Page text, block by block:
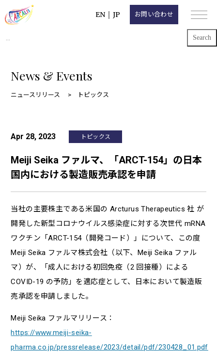
EN JP お問い合わせ
for:
News & Events
ニュースリリース トピックス
Apr 28, 2023 トピックス
Meiji Seika ファルマ、「ARCT-154」の日本
国内における製造販売承認を申請
当社の主要株主である米国の Arcturus Therapeutics 社 が
開発した新型コロナウイルス感染症に対する次世代 mRNA
ワクチン「ARCT-154（開発コード）」について、この度
Meiji Seika ファルマ株式会社（以下、Meiji Seika ファル
マ）が、「成人における初回免疫（2 回接種）による
COVID-19 の予防」を適応症として、日本において製造販
売承認を申請しました。
Meiji Seika ファルマリリース：
https://www.meiji-seika-
pharma.co.jp/pressrelease/2023/detail/pdf/230428_01.pdf